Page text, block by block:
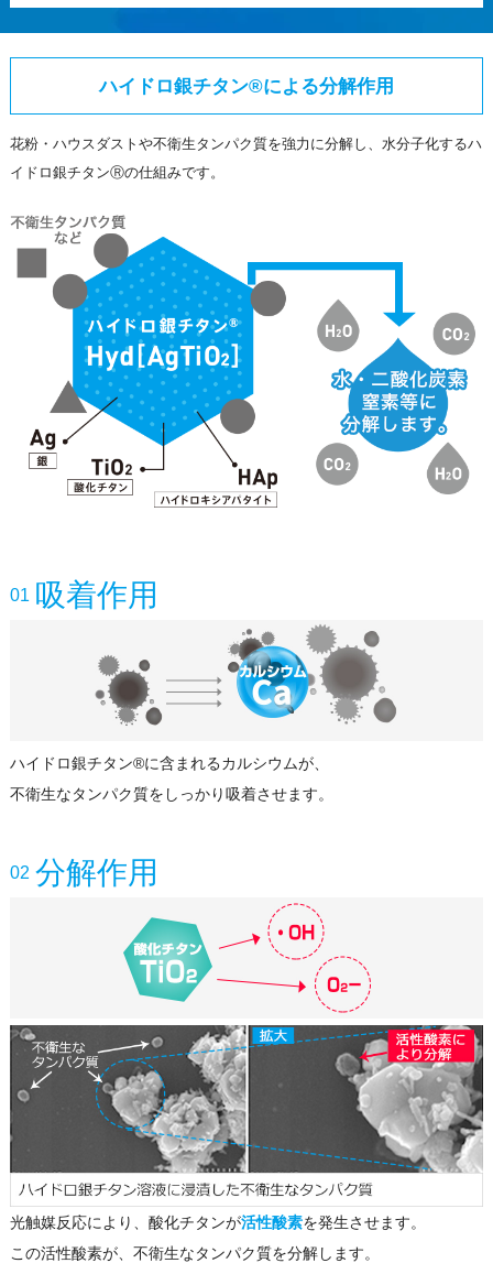
ハイドロ銀チタン®による分解作用
花粉・ハウスダストや不衛生タンパク質を強力に分解し、水分子化するハ
イドロ銀チタンⓇの仕組みです。
01 吸着作用
ハイドロ銀チタン®に含まれるカルシウムが、
不衛生なタンパク質をしっかり吸着させます。
02 分解作用
光触媒反応により、酸化チタンが活性酸素を発生させます。
この活性酸素が、不衛生なタンパク質を分解します。